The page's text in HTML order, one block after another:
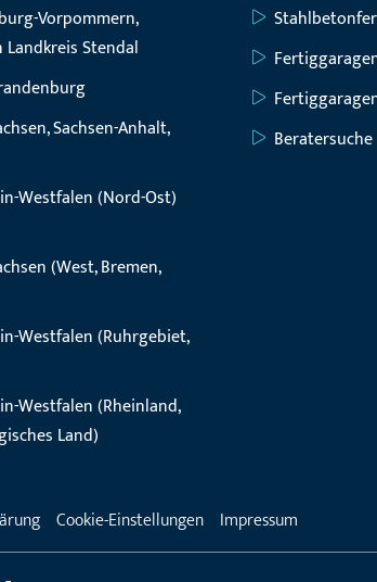
Vorpommern,
Stendal
Sachsen-Anhalt,
Westfalen (Nord-Ost)
(West, Bremen,
Westfalen (Ruhrgebiet,
Westfalen (Rheinland,
Land)
Beratersuche
Cookie-Einstellungen Impressum